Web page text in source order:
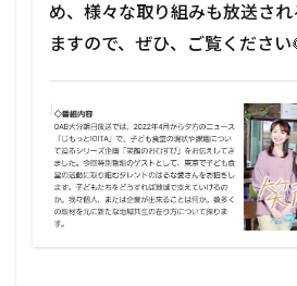
め、様々な取り組みも放送さ
ますので、ぜひ、ご覧ください